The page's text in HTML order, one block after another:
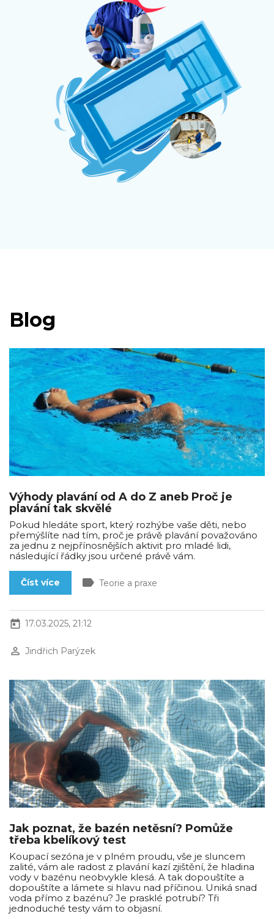
Blog
Výhody plavání od A do Z aneb Proč je
plavání tak skvělé
Pokud hledáte sport, který rozhýbe vaše děti, nebo
přemýšlíte nad tím, proč je právě plavání považováno
za jednu z nejpřínosnějších aktivit pro mladé lidi,
následující řádky jsou určené právě vám.
Číst více label Teorie a praxe
today 17.03.2025, 21:12
perm_identity Jindřich Parýzek
Jak poznat, že bazén netěsní? Pomůže
třeba kbelíkový test
Koupací sezóna je v plném proudu, vše je sluncem
zalité, vám ale radost z plavání kazí zjištění, že hladina
vody v bazénu neobvykle klesá. A tak dopouštíte a
dopouštíte a lámete si hlavu nad příčinou. Uniká snad
voda přímo z bazénu? Je prasklé potrubí? Tři
jednoduché testy vám to objasní.